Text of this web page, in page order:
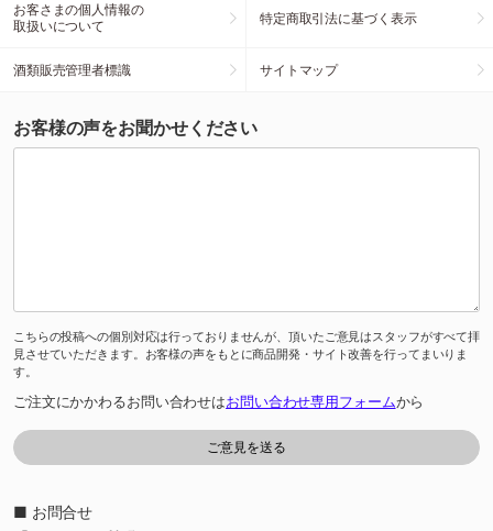
お客さまの個人情報の
取扱いについて
特定商取引法に基づく表示
酒類販売管理者標識 サイトマップ
お客様の声をお聞かせください
こちらの投稿への個別対応は行っておりませんが、頂いたご意見はスタッフがすべて拝
見させていただきます。お客様の声をもとに商品開発・サイト改善を行ってまいりま
す。
ご注文にかかわるお問い合わせはお問い合わせ専用フォームから
■ お問合せ